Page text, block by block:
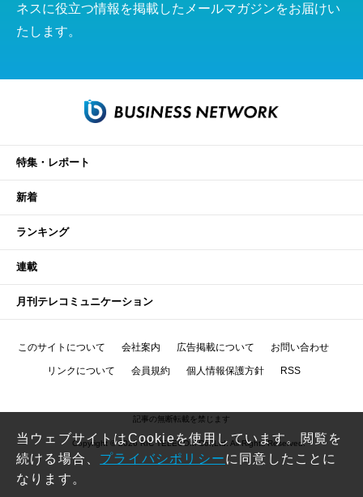
ネスに役立つ情報を掲載したメールマガジンをお届けい
たします。
特集・レポート
新着
ランキング
連載
月刊テレコミュニケーション
このサイトについて 会社案内 広告掲載について お問い合わせ
リンクについて 会員規約 個人情報保護方針 RSS
記事の無断転載を禁じます
Copyright © 2026 RIC TELECOM Co.,Ltd. All Rights Reserved.
当ウェブサイトはCookieを使用しています。閲覧を
続ける場合、 プライバシポリシーに同意したことに
なります。